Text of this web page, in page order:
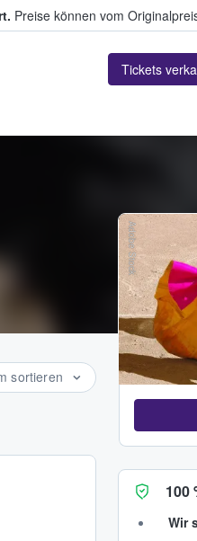
Preise können vom
Tickets
sortieren
Adobe Stock
100
Wir